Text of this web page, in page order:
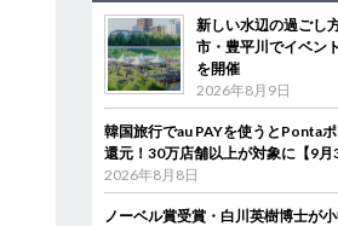
新しい水辺の過ご
市・豊平川でイベン
を開催
2026年8月9日
韓国旅行でau PAYを使うとPonta
還元！30万店舗以上が対象に【9月
2026年8月8日
ノーベル賞受賞・白川英樹博士が